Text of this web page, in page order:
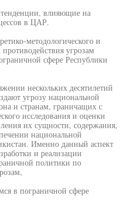
влияющие на
в ЦАР.
методологического и
противодействия угрозам
сфере Республики
нескольких десятилетий
угрозу национальной
и странам, граничащих с
исследования и оценки
их сущности, содержания,
национальной
Именно данный аспект
и реализации
политики по
в пограничной сфере